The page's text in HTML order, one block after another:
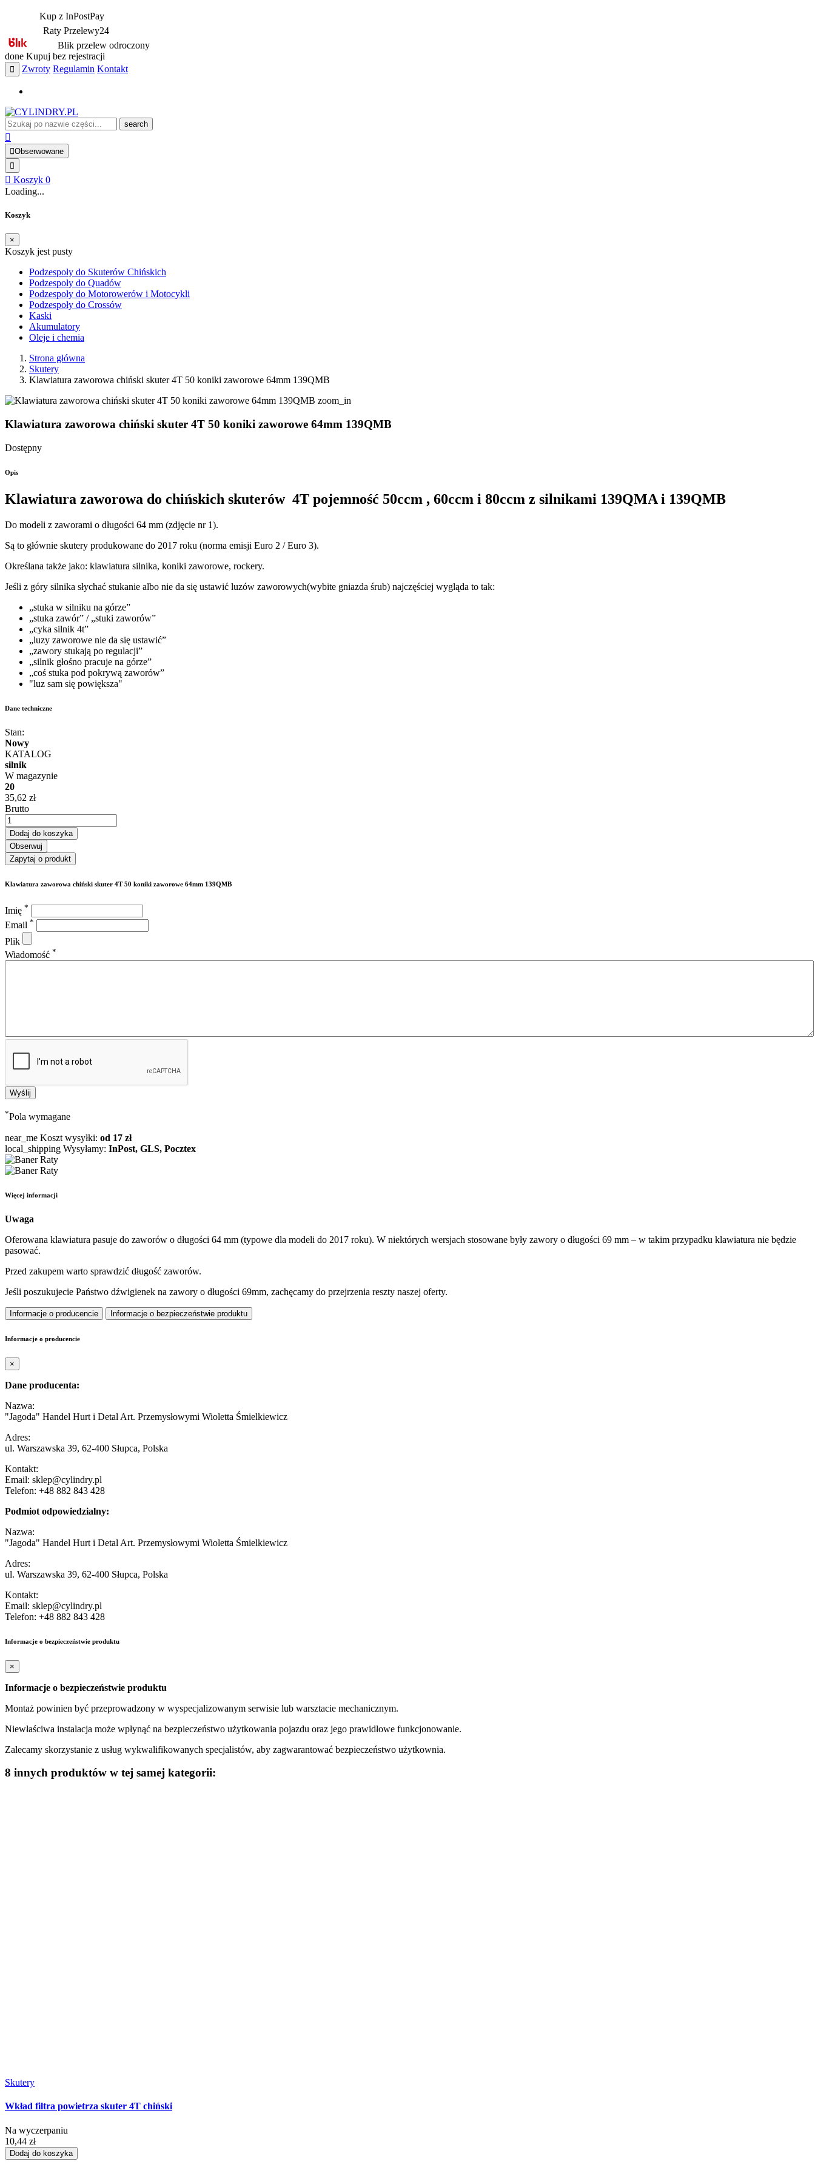
Kup z InPostPay
Raty Przelewy24
Blik przelew odroczony
done Kupuj bez rejestracji
Zwroty Regulamin Kontakt
search
Obserwowane
Koszyk 0
Loading...
Koszyk
×
Koszyk jest pusty
Podzespoły do Skuterów Chińskich
Podzespoły do Quadów
Podzespoły do Motorowerów i Motocykli
Podzespoły do Crossów
Kaski
Akumulatory
Oleje i chemia
Strona główna
Skutery
Klawiatura zaworowa chiński skuter 4T 50 koniki zaworowe 64mm 139QMB
zoom_in
Klawiatura zaworowa chiński skuter 4T 50 koniki zaworowe 64mm 139QMB
Dostępny
Opis
Klawiatura zaworowa do chińskich skuterów 4T pojemność 50ccm , 60ccm i 80ccm z silnikami 139QMA i 139QMB
Do modeli z zaworami o długości 64 mm (zdjęcie nr 1).
Są to głównie skutery produkowane do 2017 roku (norma emisji Euro 2 / Euro 3).
Określana także jako: klawiatura silnika, koniki zaworowe, rockery.
Jeśli z góry silnika słychać stukanie albo nie da się ustawić luzów zaworowych(wybite gniazda śrub) najczęściej wygląda to tak:
„stuka w silniku na górze”
„stuka zawór” / „stuki zaworów”
„cyka silnik 4t”
„luzy zaworowe nie da się ustawić”
„zawory stukają po regulacji”
„silnik głośno pracuje na górze”
„coś stuka pod pokrywą zaworów”
"luz sam się powiększa"
Dane techniczne
Stan:
Nowy
KATALOG
silnik
W magazynie
20
35,62 zł
Brutto
Dodaj do koszyka
Obserwuj
Zapytaj o produkt
Klawiatura zaworowa chiński skuter 4T 50 koniki zaworowe 64mm 139QMB
Imię *
Email *
Plik
Wiadomość *
*Pola wymagane
near_me Koszt wysyłki: od 17 zł
local_shipping Wysyłamy: InPost, GLS, Pocztex
Więcej informacji
Uwaga
Oferowana klawiatura pasuje do zaworów o długości 64 mm (typowe dla modeli do 2017 roku). W niektórych wersjach stosowane były zawory o długości 69 mm – w takim przypadku klawiatura nie będzie
pasować.
Przed zakupem warto sprawdzić długość zaworów.
Jeśli poszukujecie Państwo dźwigienek na zawory o długości 69mm, zachęcamy do przejrzenia reszty naszej oferty.
Informacje o producencie Informacje o bezpieczeństwie produktu
Informacje o producencie
×
Dane producenta:
Nazwa:
"Jagoda" Handel Hurt i Detal Art. Przemysłowymi Wioletta Śmielkiewicz
Adres:
ul. Warszawska 39, 62-400 Słupca, Polska
Kontakt:
Email: sklep@cylindry.pl
Telefon: +48 882 843 428
Podmiot odpowiedzialny:
Nazwa:
"Jagoda" Handel Hurt i Detal Art. Przemysłowymi Wioletta Śmielkiewicz
Adres:
ul. Warszawska 39, 62-400 Słupca, Polska
Kontakt:
Email: sklep@cylindry.pl
Telefon: +48 882 843 428
Informacje o bezpieczeństwie produktu
×
Informacje o bezpieczeństwie produktu
Montaż powinien być przeprowadzony w wyspecjalizowanym serwisie lub warsztacie mechanicznym.
Niewłaściwa instalacja może wpłynąć na bezpieczeństwo użytkowania pojazdu oraz jego prawidłowe funkcjonowanie.
Zalecamy skorzystanie z usług wykwalifikowanych specjalistów, aby zagwarantować bezpieczeństwo użytkownia.
8 innych produktów w tej samej kategorii:
Skutery
Wkład filtra powietrza skuter 4T chiński
Na wyczerpaniu
10,44 zł
Dodaj do koszyka